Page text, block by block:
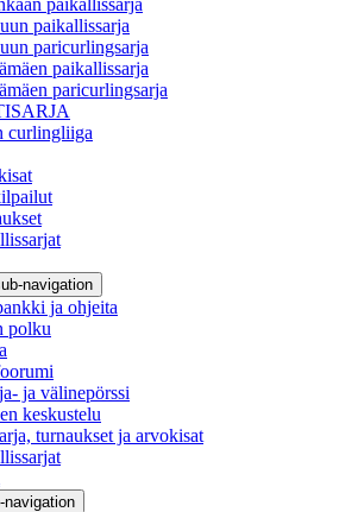
paikallissarja
paricurlingsarja
paikallissarja
paricurlingsarja
curlingliiga
navigation
ja ohjeita
polku
ja välinepörssi
keskustelu
turnaukset ja arvokisat
navigation